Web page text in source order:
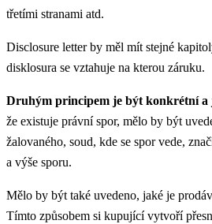
třetími stranami atd.
Disclosure letter by měl mít stejné
disklosura se vztahuje na kterou záruku.
Druhým principem je být konkrétní a
že existuje právní spor, mělo by být
žalovaného, soud, kde se spor vede,
a výše sporu.
Mělo by být také uvedeno, jaké je
Tímto způsobem si kupující vytvoří